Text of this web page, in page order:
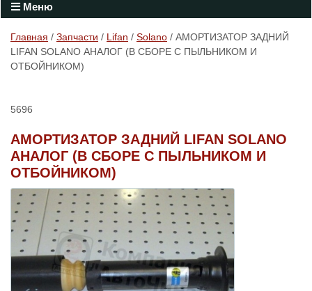
Меню
Главная / Запчасти / Lifan / Solano / АМОРТИЗАТОР ЗАДНИЙ
LIFAN SOLANO АНАЛОГ (В СБОРЕ С ПЫЛЬНИКОМ И
ОТБОЙНИКОМ)
5696
АМОРТИЗАТОР ЗАДНИЙ LIFAN SOLANO
АНАЛОГ (В СБОРЕ С ПЫЛЬНИКОМ И
ОТБОЙНИКОМ)